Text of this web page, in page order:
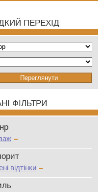
ПЕРЕХІД
ФІЛЬТРИ
відтінки